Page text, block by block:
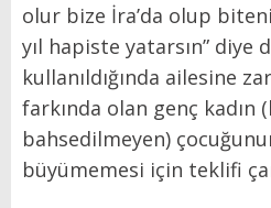
olur bize İra’da olup
yıl hapiste yatarsın” diye
kullanıldığında ailesine
farkında olan genç kadın
bahsedilmeyen)
büyümemesi için teklifi